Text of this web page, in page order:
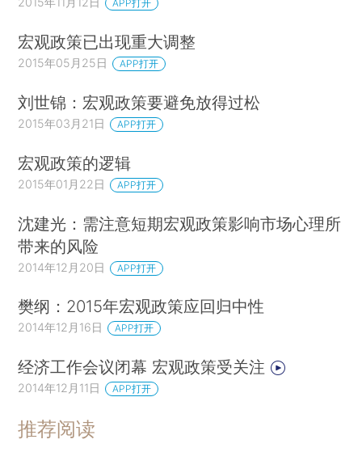
APP打开
宏观政策已出现重大调整
2015年05月25日 APP打开
刘世锦：宏观政策要避免放得过松
2015年03月21日 APP打开
宏观政策的逻辑
2015年01月22日 APP打开
沈建光：需注意短期宏观政策影响市场心理所
带来的风险
2014年12月20日 APP打开
樊纲：2015年宏观政策应回归中性
2014年12月16日 APP打开
经济工作会议闭幕 宏观政策受关注
2014年12月11日 APP打开
推荐阅读